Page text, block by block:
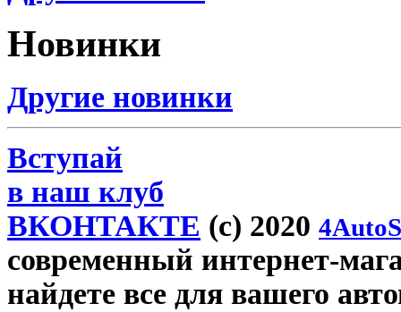
Новинки
Другие новинки
Вступай
в наш клуб
ВКОНТАКТЕ (c) 2020
современный интернет-
найдете все для вашего